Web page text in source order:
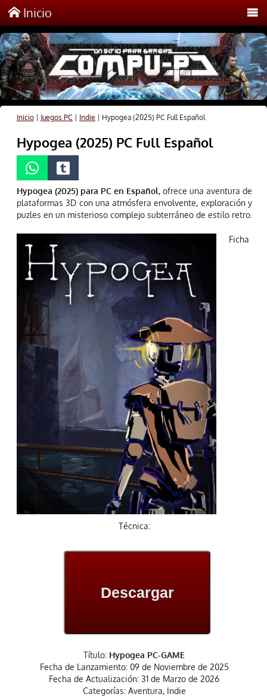
Inicio
Inicio| Juegos PC Indie Hypogea (2025) PC Full Español
Hypogea (2025) PC Full Español
Hypogea (2025) para PC en Español, ofrece una aventura de
plataformas 3D con una atmósfera envolvente, exploración y
puzles en un misterioso complejo subterráneo de estilo retro.
Ficha
Técnica:
Descargar
Título: Hypogea PC-GAME
Fecha de Lanzamiento: 09 de Noviembre de 2025
Fecha de Actualización: 31 de Marzo de 2026
Categorías: Aventura, Indie